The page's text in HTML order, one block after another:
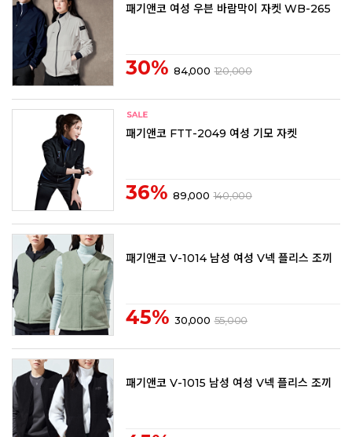
패기앤코 여성 우븐 바람막이 자켓 WB-265
30% 84,000 120,000
패기앤코 FTT-2049 여성 기모 자켓
36% 89,000 140,000
패기앤코 V-1014 남성 여성 V넥 플리스 조끼
45% 30,000 55,000
패기앤코 V-1015 남성 여성 V넥 플리스 조끼